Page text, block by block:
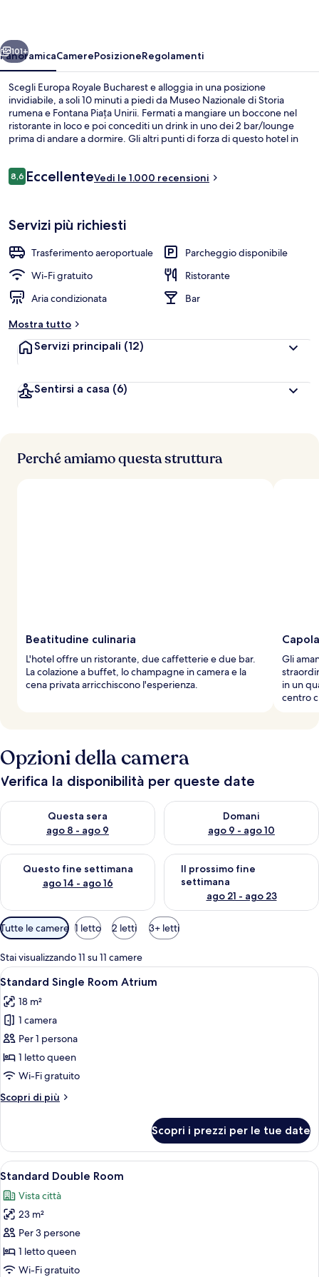
Avanti
101+
PanoramicaCamerePosizioneRegolamenti
Scegli Europa Royale Bucharest e alloggia in una posizione
invidiabile, a soli 10 minuti a piedi da Museo Nazionale di Storia
rumena e Fontana Piața Unirii. Fermati a mangiare un boccone nel
ristorante in loco e poi concediti un drink in uno dei 2 bar/lounge
prima di andare a dormire. Gli altri punti di forza di questo hotel in
struttura. I mezzi pubblici sono a poca distanza: Stazione metro di
Recensioni
8,68,6 su 10
EccellenteVedi le 1.000 recensioni
Servizi più richiesti
Trasferimento aeroportuale
Parcheggio disponibile
Wi-Fi gratuito
Ristorante
Aria condizionata
Bar
Mostra tutto
Servizi principali (12)
Sentirsi a casa (6)
Perché amiamo questa struttura
Beatitudine culinaria
L'hotel offre un ristorante, due caffetterie e due bar.
La colazione a buffet, lo champagne in camera e la
cena privata arricchiscono l'esperienza.
Gli
in un
centro
Opzioni della camera
Verifica la disponibilità per queste date
Questa sera
ago 8 - ago 9
Verifica la disponibilità per questa sera, ago 8 - ago 9
Domani
ago 9 - ago 10
Verifica la disponibilità per
Questo fine settimana
ago 14 - ago 16
Verifica la disponibilità per questo fine settimana, ago 14 -
Il prossimo fine
settimana
ago 21 - ago 23
Verifica la disponibilità per il
Filtri
disponibili
per
le
camere
Tutte le camere 1 letto 2 letti 3+ letti
Stai visualizzando 11 su 11 camere
Apri
tutte
le
foto
per
Standard
Single
Atrium
Una camera d'albergo con un letto,
10
Standard Single Room Atrium
18 m²
1 camera
Per 1 persona
1 letto queen
Wi-Fi gratuito
Scopri di più
Altri
Single
Room
Atrium
Scopri i prezzi per le tue date
Apri
tutte
le
foto
per
Standard
Double
Una camera d'albergo con un letto,
12
Standard Double Room
Vista città
23 m²
Per 3 persone
1 letto queen
Wi-Fi gratuito